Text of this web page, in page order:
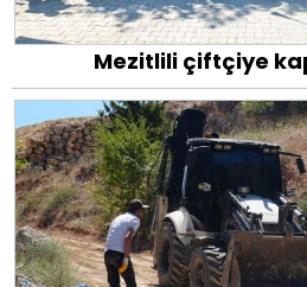
Mezitlili çiftçiye